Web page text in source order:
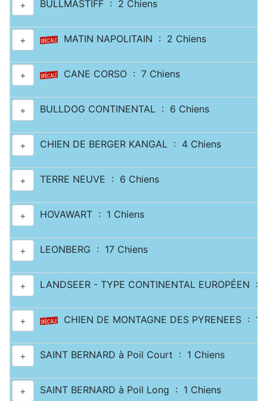
+ BULLMASTIFF : 2 Chiens
+ MATIN NAPOLITAIN : 2 Chiens
+ CANE CORSO : 7 Chiens
+ BULLDOG CONTINENTAL : 6 Chiens
+ CHIEN DE BERGER KANGAL : 4 Chiens
+ TERRE NEUVE : 6 Chiens
+ HOVAWART : 1 Chiens
+ LEONBERG : 17 Chiens
+ LANDSEER - TYPE CONTINENTAL EUROPÉEN :
+ CHIEN DE MONTAGNE DES PYRENEES :
+ SAINT BERNARD à Poil Court : 1 Chiens
+ SAINT BERNARD à Poil Long : 1 Chiens